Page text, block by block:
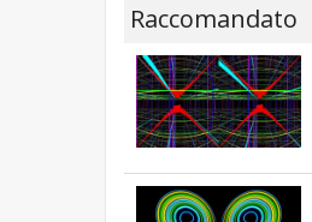
Raccomandato